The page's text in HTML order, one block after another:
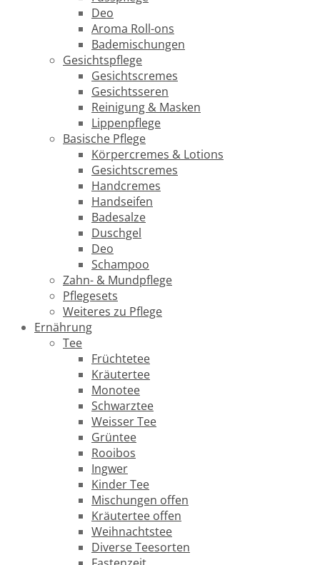
Deo
Aroma Roll-ons
Bademischungen
Gesichtspflege
Gesichtscremes
Gesichtsseren
Reinigung & Masken
Lippenpflege
Basische Pflege
Körpercremes & Lotions
Gesichtscremes
Handcremes
Handseifen
Badesalze
Duschgel
Deo
Schampoo
Zahn- & Mundpflege
Pflegesets
Weiteres zu Pflege
Ernährung
Tee
Früchtetee
Kräutertee
Monotee
Schwarztee
Weisser Tee
Grüntee
Rooibos
Ingwer
Kinder Tee
Mischungen offen
Kräutertee offen
Weihnachtstee
Diverse Teesorten